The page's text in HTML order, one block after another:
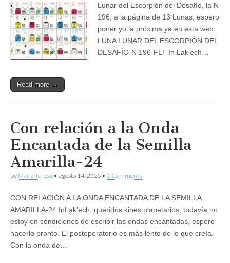
Lunar del Escorpión del Desafío, la N
196, a la página de 13 Lunas, espero
poner yo la próxima ya en esta web.
LUNA LUNAR DEL ESCORPIÓN DEL
DESAFÍO-N 196-FLT In Lak’ech…
Read more →
Con relación a la Onda
Encantada de la Semilla
Amarilla-24
by Maria Teresa • agosto 14, 2025 • 0 Comments
CON RELACIÓN A LA ONDA ENCANTADA DE LA SEMILLA
AMARILLA-24 InLak’ech, queridos kines planetarios, todavía no
estoy en condiciones de escribir las ondas encantadas, espero
hacerlo pronto. El postoperatorio es más lento de lo que creía.
Con la onda de…